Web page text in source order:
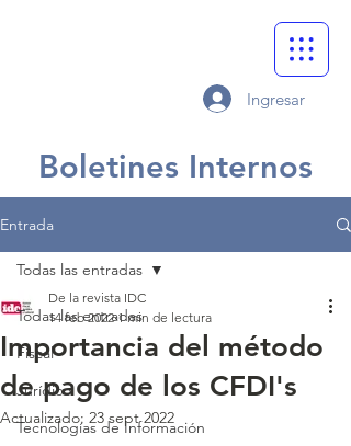
Ingresar
Boletines Internos
Entrada
Todas las entradas
Fiscal
Jurídico
Tecnologías de Información
Todas las entradas
Importancia del método
de pago de los CFDI's
De la revista IDC
14 feb 2022 1 min de lectura
Actualizado: 23 sept 2022